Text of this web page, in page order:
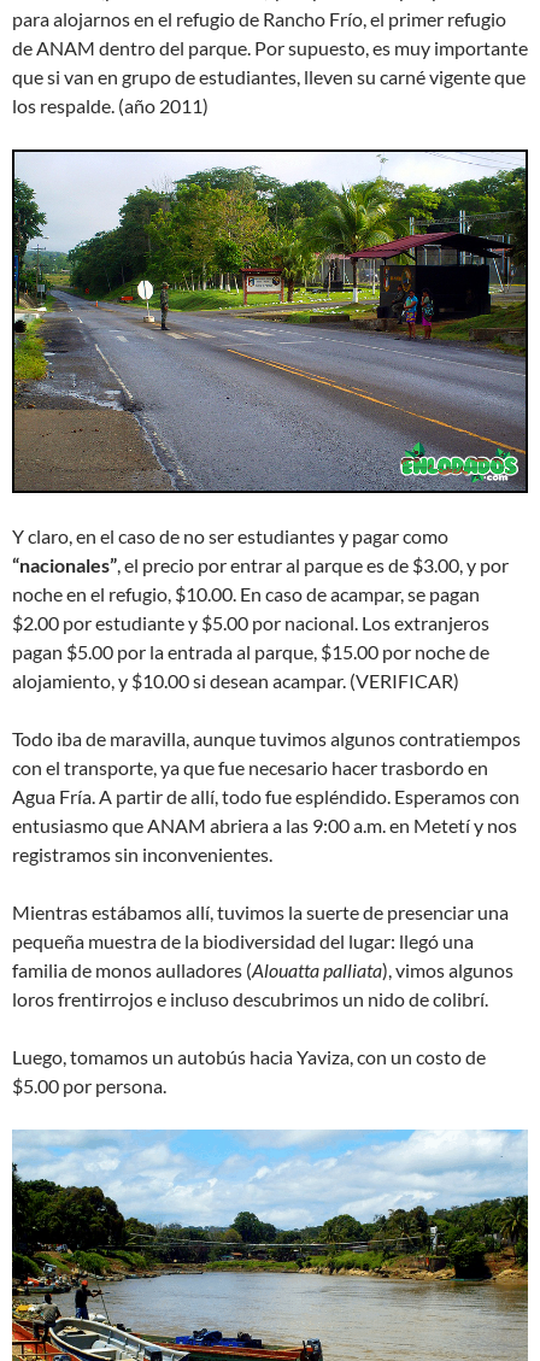
para alojarnos en el refugio de Rancho Frío, el primer refugio
de ANAM dentro del parque. Por supuesto, es muy importante
que si van en grupo de estudiantes, lleven su carné vigente que
los respalde. (año 2011)
Y claro, en el caso de no ser estudiantes y pagar como
“nacionales”, el precio por entrar al parque es de $3.00, y por
noche en el refugio, $10.00. En caso de acampar, se pagan
$2.00 por estudiante y $5.00 por nacional. Los extranjeros
pagan $5.00 por la entrada al parque, $15.00 por noche de
alojamiento, y $10.00 si desean acampar. (VERIFICAR)
Todo iba de maravilla, aunque tuvimos algunos contratiempos
con el transporte, ya que fue necesario hacer trasbordo en
Agua Fría. A partir de allí, todo fue espléndido. Esperamos con
entusiasmo que ANAM abriera a las 9:00 a.m. en Metetí y nos
registramos sin inconvenientes.
Mientras estábamos allí, tuvimos la suerte de presenciar una
pequeña muestra de la biodiversidad del lugar: llegó una
familia de monos aulladores (Alouatta palliata), vimos algunos
loros frentirrojos e incluso descubrimos un nido de colibrí.
Luego, tomamos un autobús hacia Yaviza, con un costo de
$5.00 por persona.